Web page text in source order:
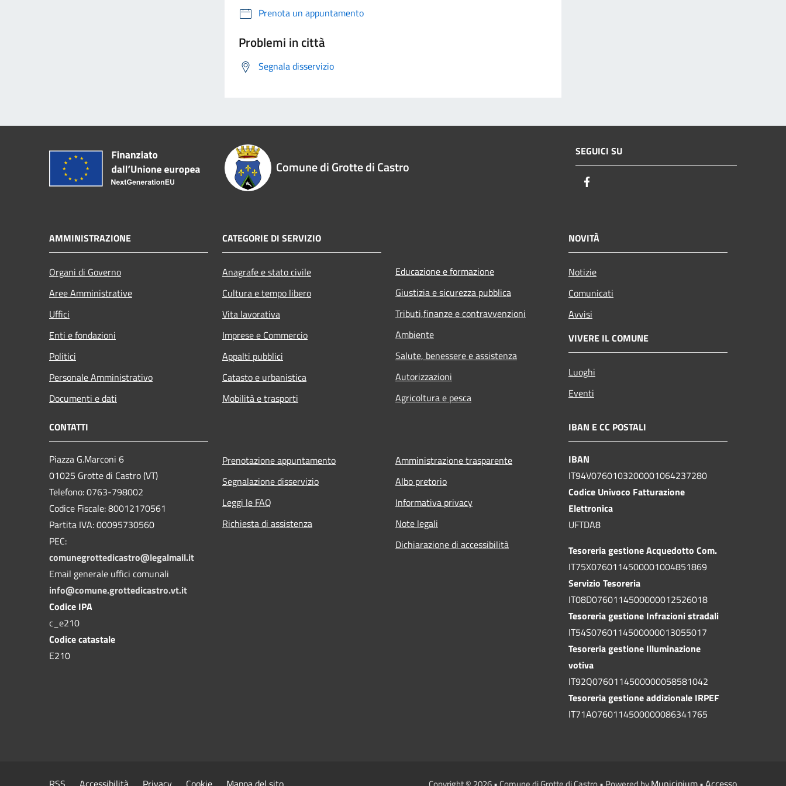
Prenota un appuntamento
Problemi in città
Segnala disservizio
Comune di Grotte di Castro
SEGUICI SU
AMMINISTRAZIONE
Organi di Governo
Aree Amministrative
Uffici
Enti e fondazioni
Politici
Personale Amministrativo
Documenti e dati
CATEGORIE DI SERVIZIO
Anagrafe e stato civile
Cultura e tempo libero
Vita lavorativa
Imprese e Commercio
Appalti pubblici
Catasto e urbanistica
Mobilità e trasporti
Educazione e formazione
Giustizia e sicurezza pubblica
Tributi,finanze e contravvenzioni
Ambiente
Salute, benessere e assistenza
Autorizzazioni
Agricoltura e pesca
NOVITÀ
Notizie
Comunicati
Avvisi
VIVERE IL COMUNE
Luoghi
Eventi
CONTATTI
Piazza G.Marconi 6
01025 Grotte di Castro (VT)
Telefono: 0763-798002
Codice Fiscale: 80012170561
Partita IVA: 00095730560
PEC:
comunegrottedicastro@legalmail.it
Email generale uffici comunali
info@comune.grottedicastro.vt.it
Codice IPA
c_e210
Codice catastale
E210
Prenotazione appuntamento
Segnalazione disservizio
Leggi le FAQ
Richiesta di assistenza
Amministrazione trasparente
Albo pretorio
Informativa privacy
Note legali
Dichiarazione di accessibilità
IBAN E CC POSTALI
IBAN
IT94V0760103200001064237280
Codice Univoco Fatturazione
Elettronica
UFTDA8
Tesoreria gestione Acquedotto Com.
IT75X0760114500001004851869
Servizio Tesoreria
IT08D0760114500000012526018
Tesoreria gestione Infrazioni stradali
IT54S0760114500000013055017
Tesoreria gestione Illuminazione
votiva
IT92Q0760114500000058581042
Tesoreria gestione addizionale IRPEF
IT71A0760114500000086341765